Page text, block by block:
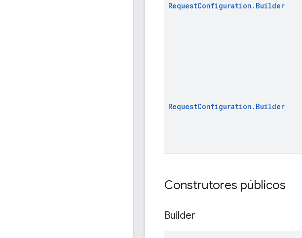
RequestConfiguration . Builder
RequestConfiguration . Builder
Construtores públicos
Builder